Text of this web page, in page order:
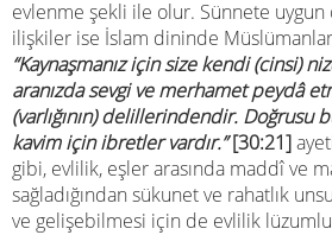
evlenme şekli ile olur. Sünnete uygun
ilişkiler ise İslam dininde
“Kaynaşmanız için size kendi (cinsi)
aranızda sevgi ve merhamet peydâ
(varlığının) delillerindendir. Doğrusu
kavim için ibretler vardır.” [30:21]
gibi, evlilik, eşler arasında maddî ve
sağladığından sükunet ve rahatlık
ve gelişebilmesi için de evlilik